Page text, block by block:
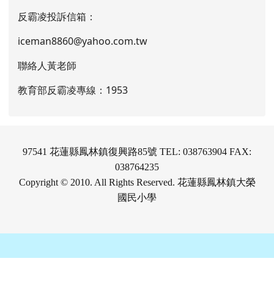
反霸凌投訴信箱：
iceman8860@yahoo.com.tw
聯絡人黃老師
教育部反霸凌專線：1953
97541 花蓮縣鳳林鎮復興路85號 TEL: 038763904 FAX:
038764235
Copyright © 2010. All Rights Reserved. 花蓮縣鳳林鎮大榮
國民小學